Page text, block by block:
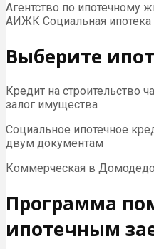
Агентство по ипотечному
АИЖК Социальная ипотека
Выберите
Кредит на строительство
залог имущества
Социальное ипотечное
двум документам
Коммерческая в
Программа
ипотечным